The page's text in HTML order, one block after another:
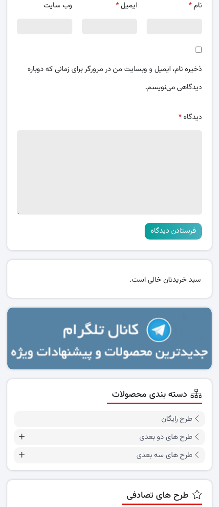
نام* ایمیل* وب‌ سایت
ذخیره نام، ایمیل و وبسایت من در مرورگر برای زمانی که دوباره
دیدگاهی می‌نویسم.
دیدگاه*
سبد خریدتان خالی است.
دسته بندی محصولات
طرح رایگان
طرح های دو بعدی
طرح های سه بعدی
طرح های تصادفی